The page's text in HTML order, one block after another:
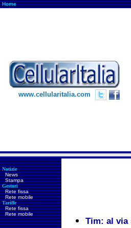
Home
www.cellularitalia.com
Notizie
News
Stampa
Gestori
Rete fissa
Rete mobile
Tariffe
Rete fissa
Rete mobile
Tim: al via